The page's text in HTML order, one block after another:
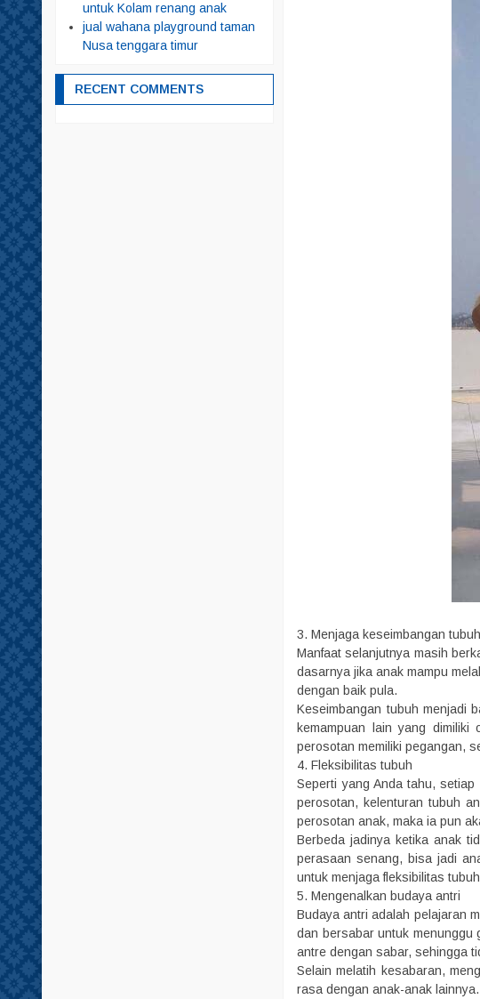
3. Menjaga keseimbangan tubuh
Manfaat selanjutnya masih
dasarnya jika anak mampu
dengan baik pula.
Keseimbangan tubuh menjadi
kemampuan lain yang
perosotan memiliki pegangan,
4. Fleksibilitas tubuh
Seperti yang Anda tahu,
perosotan, kelenturan tubuh
perosotan anak, maka ia pun
Berbeda jadinya ketika anak
perasaan senang, bisa jadi
untuk menjaga fleksibilitas
5. Mengenalkan budaya antri
Budaya antri adalah pelajaran
dan bersabar untuk menunggu
antre dengan sabar, sehingga
Selain melatih kesabaran,
rasa dengan anak-anak
untuk Kolam renang anak
jual wahana playground taman
Nusa tenggara timur
RECENT COMMENTS